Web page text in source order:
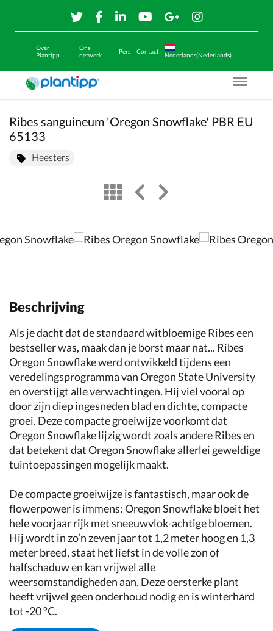
Over
Plantipp
Ons
netwerk
Pers Contact
Nederlands(Nederlands)
Menu
Ribes sanguineum 'Oregon Snowflake' PBR EU
65133
Heesters
viewleft arrow
right arrow
Beschrijving
Als je dacht dat de standaard witbloemige Ribes een
bestseller was, maak dan je borst maar nat... Ribes
Oregon Snowflake werd ontwikkeld tijdens een
veredelingsprogramma van Oregon State University
en overstijgt alle verwachtingen. Hij viel vooral op
door zijn diep ingesneden blad en dichte, compacte
groei. Deze compacte groeiwijze voorkomt dat
Oregon Snowflake lijzig wordt zoals andere Ribes en
dat betekent dat Oregon Snowflake allerlei geweldige
tuintoepassingen mogelijk maakt.
De compacte groeiwijze is fantastisch, maar ook de
flowerpower is immens: Oregon Snowflake bloeit het
hele voorjaar rijk met sneeuwvlok-achtige bloemen.
Hij wordt in zo’n zeven jaar tot 1,2 meter hoog en 1,3
meter breed, staat het liefst in de volle zon of
halfschaduw en kan vrijwel alle
weersomstandigheden aan. Deze oersterke plant
heeft vrijwel geen onderhoud nodig en is winterhard
tot -20 ºC.